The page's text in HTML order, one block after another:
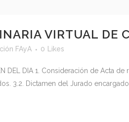
VIRTUAL DE
FAyA 0 Likes
DEL DIA 1. Consideración de Acta de
3.2. Dictamen del Jurado